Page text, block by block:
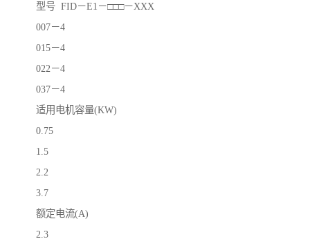
型号 FID－E1－□□□－XXX
007－4
015－4
022－4
037－4
适用电机容量(KW)
0.75
1.5
2.2
3.7
额定电流(A)
2.3